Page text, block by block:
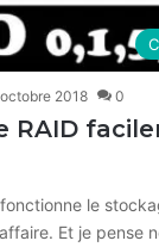
2018 0
RAID
le
Et je pense